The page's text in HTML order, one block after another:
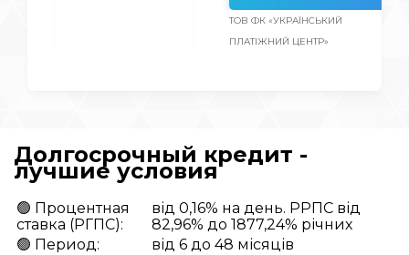
ТОВ ФК «УКРАЇНСЬКИЙ
ПЛАТІЖНИЙ ЦЕНТР»
Долгосрочный кредит -
лучшие условия
🟢 Процентная
ставка (РГПС):
від 0,16% на день. РРПС від
82,96% до 1877,24% річних
🟢 Период:
від 6 до 48 місяців